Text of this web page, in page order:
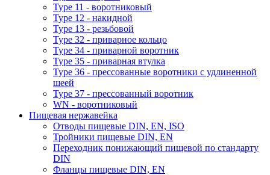
Type 11 - воротниковый
Type 12 - накидной
Type 13 - резьбовой
Type 32 - приварное кольцо
Type 34 - приварной воротник
Type 35 - приварная втулка
Type 36 - прессованные воротники с удлиненной
шеей
Type 37 - прессованный воротник
WN - воротниковый
Пищевая нержавейка
Отводы пищевые DIN, EN, ISO
Тройники пищевые DIN, EN
Переходник понижающий пищевой по стандарту
DIN
Фланцы пищевые DIN, EN